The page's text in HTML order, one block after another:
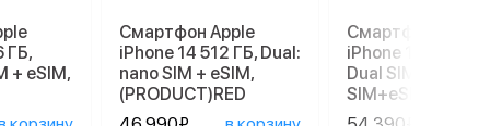
ГБ,
+ eSIM,
Смартфон Apple
iPhone 14 512 ГБ, Dual:
nano SIM + eSIM,
(PRODUCT)RED
Смартфон Apple
iPhone 17e 256
Dual SIM (nano
SIM+eSIM), Black